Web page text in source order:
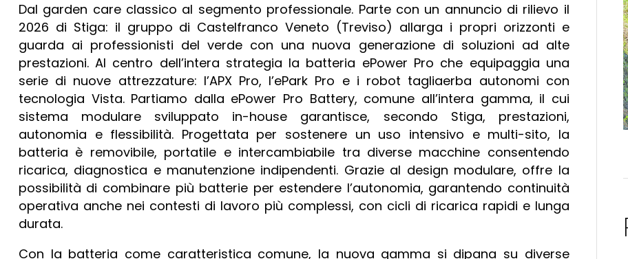
Dal garden care classico al segmento professionale. Parte con un annuncio di rilievo il
2026 di Stiga: il gruppo di Castelfranco Veneto (Treviso) allarga i propri orizzonti e
guarda ai professionisti del verde con una nuova generazione di soluzioni ad alte
prestazioni. Al centro dell’intera strategia la batteria ePower Pro che equipaggia una
serie di nuove attrezzature: l’APX Pro, l’ePark Pro e i robot tagliaerba autonomi con
tecnologia Vista. Partiamo dalla ePower Pro Battery, comune all’intera gamma, il cui
sistema modulare sviluppato in-house garantisce, secondo Stiga, prestazioni,
autonomia e flessibilità. Progettata per sostenere un uso intensivo e multi-sito, la
batteria è removibile, portatile e intercambiabile tra diverse macchine consentendo
ricarica, diagnostica e manutenzione indipendenti. Grazie al design modulare, offre la
possibilità di combinare più batterie per estendere l’autonomia, garantendo continuità
operativa anche nei contesti di lavoro più complessi, con cicli di ricarica rapidi e lunga
durata.
Con la batteria come caratteristica comune, la nuova gamma si dipana su diverse